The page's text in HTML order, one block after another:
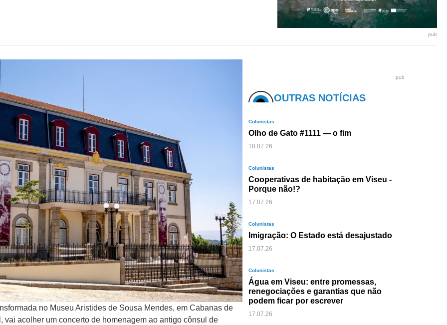
pub
no Museu Aristides de Sousa Mendes, em Cabanas de
vai acolher um concerto de homenagem ao antigo cônsul de
pub
OUTRAS NOTÍCIAS
Colunistas
Olho de Gato #1111 — o fim
18.07.26
Colunistas
Cooperativas de habitação em Viseu -
Porque não!?
17.07.26
Colunistas
Imigração: O Estado está desajustado
17.07.26
Colunistas
Água em Viseu: entre promessas,
renegociações e garantias que não
podem ficar por escrever
17.07.26